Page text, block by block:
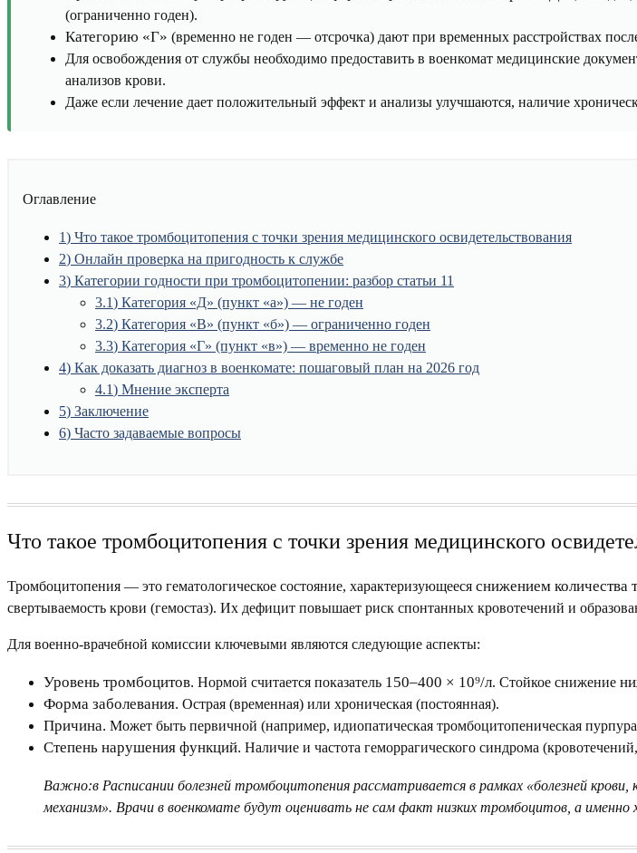
(ограниченно годен).
Категорию «Г» (временно не годен — отсрочка) дают при временных расстройствах
Для освобождения от службы необходимо предоставить в военкомат медицинские
анализов крови.
Даже если лечение дает положительный эффект и анализы улучшаются, наличие
Оглавление
1 Что такое тромбоцитопения с точки зрения медицинского освидетельствования
2 Онлайн проверка на пригодность к службе
3 Категории годности при тромбоцитопении: разбор статьи 11
3.1 Категория «Д» (пункт «а») — не годен
3.2 Категория «В» (пункт «б») — ограниченно годен
3.3 Категория «Г» (пункт «в») — временно не годен
4 Как доказать диагноз в военкомате: пошаговый план на 2026 год
4.1 Мнение эксперта
5 Заключение
6 Часто задаваемые вопросы
Что такое тромбоцитопения с точки зрения медицинского
Тромбоцитопения — это гематологическое состояние, характеризующееся снижением количества
свертываемость крови (гемостаз). Их дефицит повышает риск спонтанных кровотечений и
Для военно-врачебной комиссии ключевыми являются следующие аспекты:
Уровень тромбоцитов. Нормой считается показатель 150–400 × 10⁹/л. Стойкое снижение
Форма заболевания. Острая (временная) или хроническая (постоянная).
Причина. Может быть первичной (например, идиопатическая тромбоцитопеническая
Степень нарушения функций. Наличие и частота геморрагического синдрома
Важно:в Расписании болезней тромбоцитопения рассматривается в рамках «болезней
механизм». Врачи в военкомате будут оценивать не сам факт низких тромбоцитов, а именно